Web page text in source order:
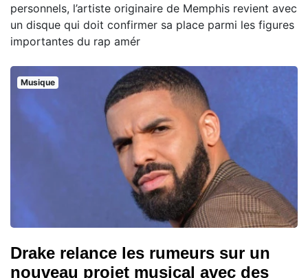
personnels, l’artiste originaire de Memphis revient avec
un disque qui doit confirmer sa place parmi les figures
importantes du rap amér
Musique
Drake relance les rumeurs sur un
nouveau projet musical avec des